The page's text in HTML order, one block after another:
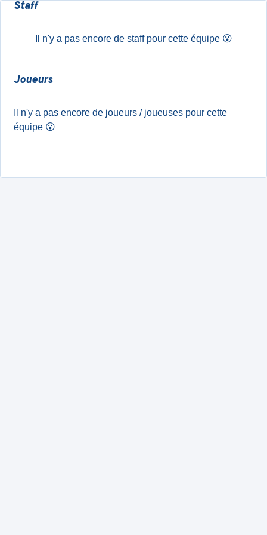
Staff
Il n'y a pas encore de staff pour cette équipe 😮
Joueurs
Il n'y a pas encore de joueurs / joueuses pour cette
équipe 😮